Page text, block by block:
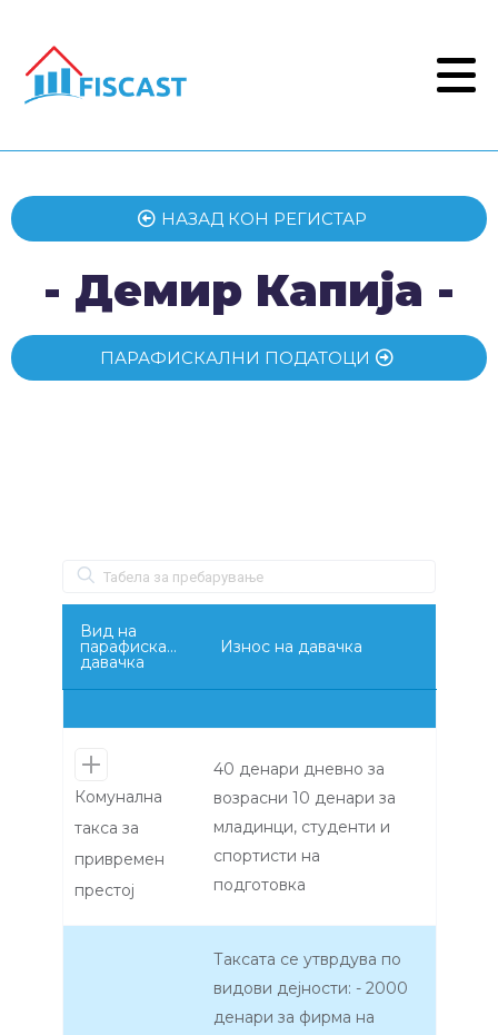
НАЗАД КОН РЕГИСТАР
- Демир Капија -
ПАРАФИСКАЛНИ ПОДАТОЦИ
Вид на
парафискална
давачка
Износ на давачка
Комунална
такса за
привремен
престој
40 денари дневно за
возрасни 10 денари за
младинци, студенти и
спортисти на
подготовка
Таксата се утврдува по
видови дејности: - 2000
денари за фирма на